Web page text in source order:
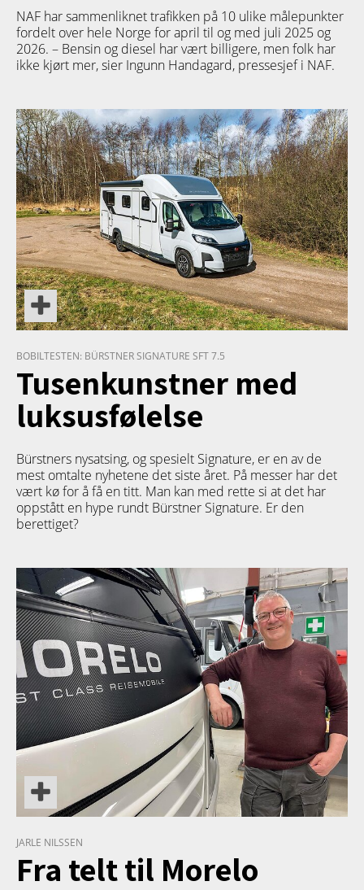
NAF har sammenliknet trafikken på 10 ulike målepunkter
fordelt over hele Norge for april til og med juli 2025 og
2026. – Bensin og diesel har vært billigere, men folk har
ikke kjørt mer, sier Ingunn Handagard, pressesjef i NAF.
PRODUKT
BOBILTESTEN: BÜRSTNER SIGNATURE SFT 7.5
Tusenkunstner med
luksusfølelse
Bürstners nysatsing, og spesielt Signature, er en av de
mest omtalte nyhetene det siste året. På messer har det
vært kø for å få en titt. Man kan med rette si at det har
oppstått en hype rundt Bürstner Signature. Er den
berettiget?
TETT PÅ
JARLE NILSSEN
Fra telt til Morelo